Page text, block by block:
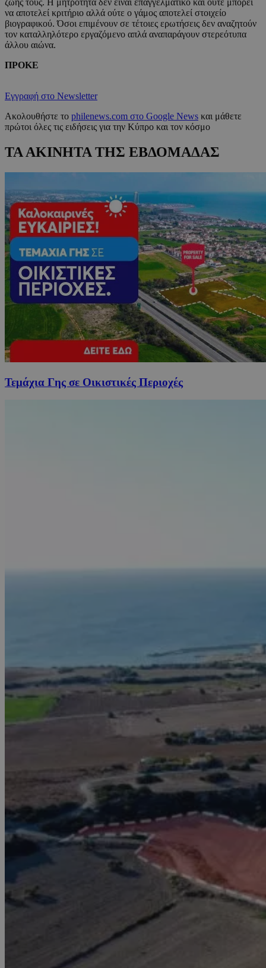
ζωής τους. Η μητρότητα δεν είναι επαγγελματικό και ούτε μπορεί
να αποτελεί κριτήριο αλλά ούτε ο γάμος αποτελεί στοιχείο
βιογραφικού. Όσοι επιμένουν σε τέτοιες ερωτήσεις δεν αναζητούν
τον καταλληλότερο εργαζόμενο απλά αναπαράγουν στερεότυπα
άλλου αιώνα.
ΠΡΟΚΕ
Εγγραφή στο Newsletter
Ακολουθήστε το philenews.com στο Google News και μάθετε
πρώτοι όλες τις ειδήσεις για την Κύπρο και τον κόσμο
ΤΑ ΑΚΙΝΗΤΑ ΤΗΣ ΕΒΔΟΜΑΔΑΣ
Τεμάχια Γης σε Οικιστικές Περιοχές